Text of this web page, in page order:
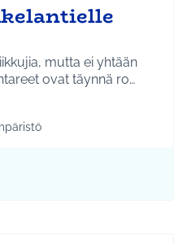
mutta ei yhtään
ovat täynnä ro…
Etelä-Tuusulan kylät
tulokset teeman mukaan: